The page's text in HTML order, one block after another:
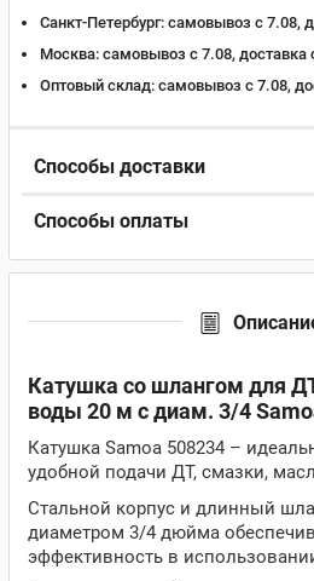
Санкт-Петербург: самовывоз с 7.08,
Москва: самовывоз с 7.08, доставка
Оптовый склад: самовывоз с 7.08,
Способы доставки
Способы оплаты
Катушка со шлангом для
воды 20 м с диам. 3/4
Катушка Samoa 508234 –
удобной подачи ДТ, смазки,
Стальной корпус и длинный
диаметром 3/4 дюйма
эффективность в